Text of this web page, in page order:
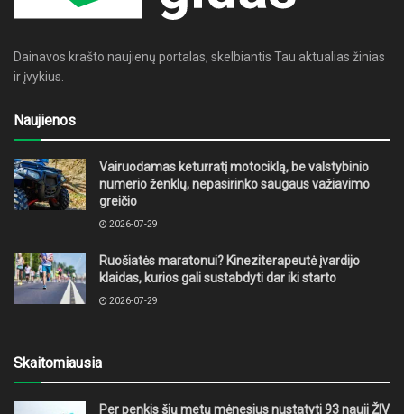
Dainavos krašto naujienų portalas, skelbiantis Tau aktualias žinias
ir įvykius.
Naujienos
Vairuodamas keturratį motociklą, be valstybinio
numerio ženklų, nepasirinko saugaus važiavimo
greičio
2026-07-29
Ruošiatės maratonui? Kineziterapeutė įvardijo
klaidas, kurios gali sustabdyti dar iki starto
2026-07-29
Skaitomiausia
Per penkis šių metų mėnesius nustatyti 93 nauji ŽIV